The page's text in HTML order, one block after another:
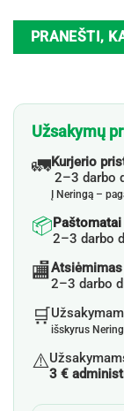
PRANEŠTI,
Užsakymų
🚛Kurjerio
2–3 darbo
Į Neringą –
📦
2–3 darbo
🏬
2–3 darbo
🛒
išskyrus
⚠️
3 €